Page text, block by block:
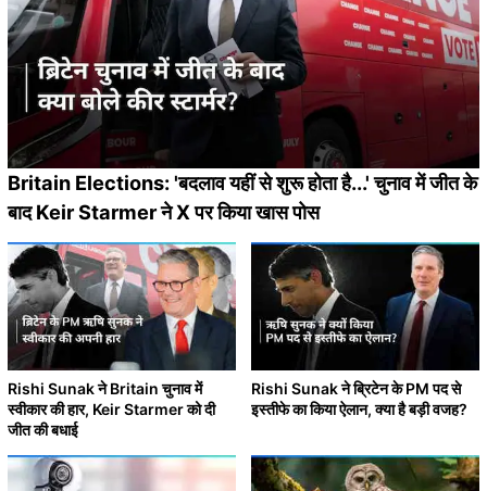
Britain Elections: 'बदलाव यहीं से शुरू होता है...' चुनाव में जीत के
बाद Keir Starmer ने X पर किया खास पोस
Rishi Sunak ने Britain चुनाव में
स्वीकार की हार, Keir Starmer को दी
जीत की बधाई
Rishi Sunak ने ब्रिटेन के PM पद से
इस्तीफे का किया ऐलान, क्या है बड़ी वजह?